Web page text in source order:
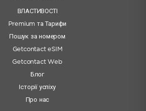
ВЛАСТИВОСТІ
Premium та Тарифи
Пошук за номером
Getcontact eSIM
Getcontact Web
Блог
Історії успіху
Про нас